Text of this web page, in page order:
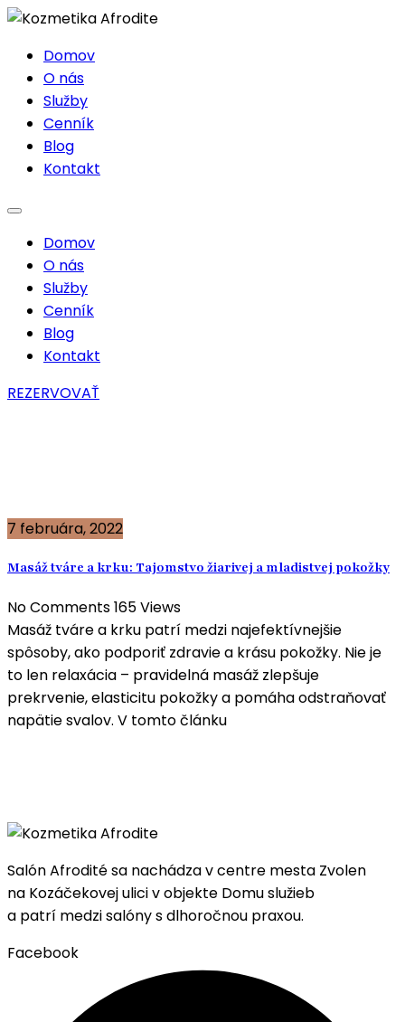
Domov
O nás
Služby
Cenník
Blog
Kontakt
Domov
O nás
Služby
Cenník
Blog
Kontakt
REZERVOVAŤ
7 februára, 2022
Masáž tváre a krku: Tajomstvo žiarivej a mladistvej pokožky
No Comments165Views
Masáž tváre a krku patrí medzi najefektívnejšie
spôsoby, ako podporiť zdravie a krásu pokožky. Nie je
to len relaxácia – pravidelná masáž zlepšuje
prekrvenie, elasticitu pokožky a pomáha odstraňovať
napätie svalov. V tomto článku
Salón Afrodité sa nachádzav centre mesta Zvolen
na Kozáčekovej ulici v objekte Domu služieb
a patrí medzi salóny s dlhoročnou praxou.
Facebook